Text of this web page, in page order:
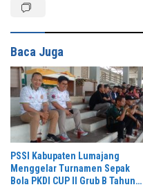
Baca Juga
PSSI Kabupaten Lumajang
Menggelar Turnamen Sepak
Bola PKDI CUP II Grub B Tahun